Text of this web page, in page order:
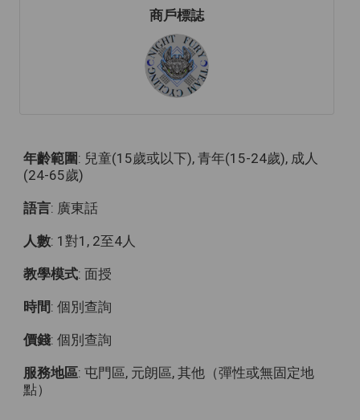
商戶標誌
年齡範圍: 兒童(15歲或以下), 青年(15-24歲), 成人
(24-65歲)
語言: 廣東話
人數: 1對1, 2至4人
教學模式: 面授
時間: 個別查詢
價錢: 個別查詢
服務地區: 屯門區, 元朗區, 其他（彈性或無固定地
點）